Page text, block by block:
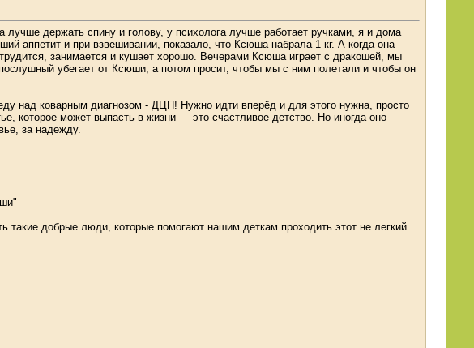
держать спину и голову, у психолога лучше работает ручками, я и дома
аппетит и при взвешивании, показало, что Ксюша набрала 1 кг. А когда она
занимается и кушает хорошо. Вечерами Ксюша играет с дракошей, мы
убегает от Ксюши, а потом просит, чтобы мы с ним полетали и чтобы он
над коварным диагнозом - ДЦП! Нужно идти вперёд и для этого нужна, просто
которое может выпасть в жизни — это счастливое детство. Но иногда оно
за надежду.
добрые люди, которые помогают нашим деткам проходить этот не легкий